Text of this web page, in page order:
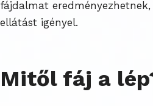
fájdalmat
ellátást igényel.
Mitől fáj a